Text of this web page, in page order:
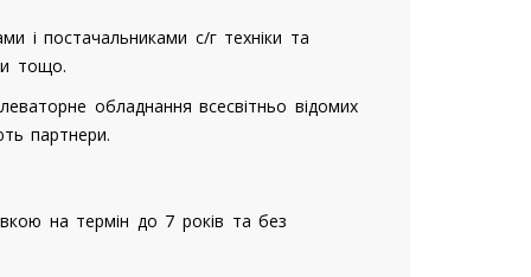
і постачальниками с/г техніки та
тощо.
обладнання всесвітньо відомих
партнери.
на термін до 7 років та без